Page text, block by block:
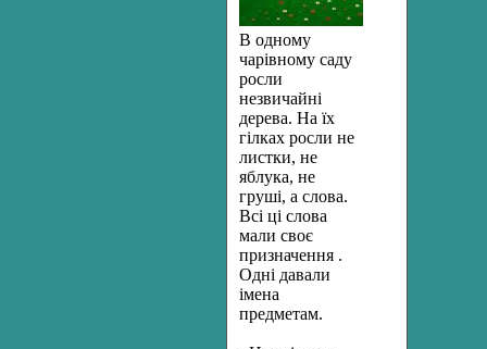
В одному
чарівному саду
росли
незвичайні
дерева. На їх
гілках росли не
листки, не
яблука, не
груші, а слова.
Всі ці слова
мали своє
призначення .
Одні давали
імена
предметам.